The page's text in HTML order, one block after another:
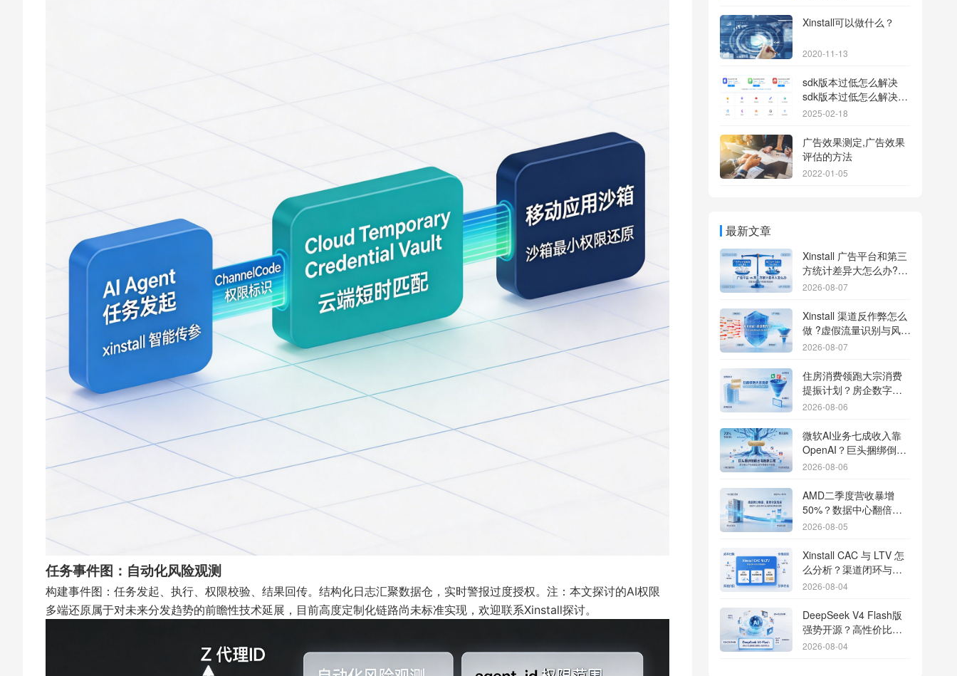
任务事件图：自动化风险观测
构建事件图：任务发起、执行、权限校验、结果回传。结构化日志汇聚数据仓，实时警报过度授权。注：本文探讨的AI权限
多端还原属于对未来分发趋势的前瞻性技术延展，目前高度定制化链路尚未标准实现，欢迎联系Xinstall探讨。
Xinstall可以做什么？
2020-11-13
sdk版本过低怎么解决
sdk版本过低怎么解决华
为
2025-02-18
广告效果测定,广告效果
评估的方法
2022-01-05
最新文章
Xinstall 广告平台和第三
方统计差异大怎么办?数
据误差排查指南
2026-08-07
Xinstall 渠道反作弊怎么
做 ?虚假流量识别与风控
防刷解析
2026-08-07
住房消费领跑大宗消费
提振计划？房企数字化
转型加速线下场景智能
2026-08-06
微软AI业务七成收入靠
OpenAI？巨头捆绑倒逼
出海App独立追踪全渠道
2026-08-06
AMD二季度营收暴增
50%？数据中心翻倍增
长驱动跨端分发新底座
2026-08-05
Xinstall CAC 与 LTV 怎
么分析？渠道闭环与投
放回报解析
2026-08-04
DeepSeek V4 Flash版
强势开源？高性价比基
座模型重塑长尾应用全
2026-08-04